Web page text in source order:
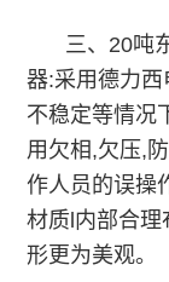
三、20吨
器:采用德力
不稳定等情况
用欠相,欠压,
作人员的误操
材质l内部合
形更为美观。